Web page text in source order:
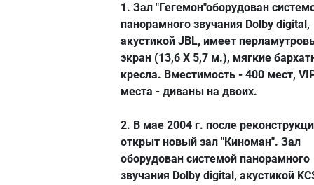
1. Зал "Гегемон"оборудован
панорамного звучания Dolby digital,
акустикой JBL, имеет
экран (13,6 Х 5,7 м.), мягкие
кресла. Вместимость - 400 мест,
места - диваны на двоих.
2. В мае 2004 г. после
открыт новый зал "Киноман". Зал
оборудован системой панорамного
звучания Dolby digital, акустикой